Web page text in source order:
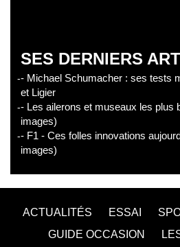
SES DERNIERS
- Michael Schumacher : ses tests
et Ligier
- Les ailerons et museaux les plus
images)
- F1 - Ces folles innovations
images)
ACTUALITÉS ESSAI
GUIDE OCCASION